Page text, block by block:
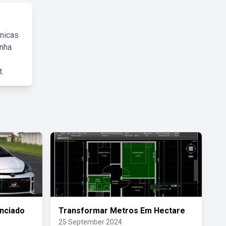
Transformar Metros Em Hectare
25 September 2024